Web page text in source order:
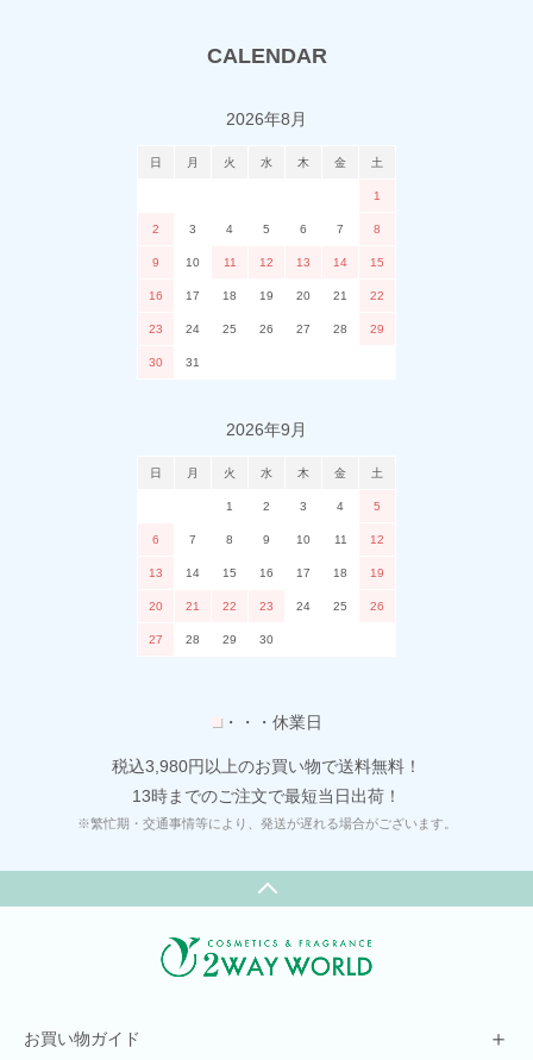
CALENDAR
2026年8月
日 月 火 水 木 金 土
1
2 3 4 5 6 7 8
9 10 11 12 13 14 15
16 17 18 19 20 21 22
23 24 25 26 27 28 29
30 31
2026年9月
日 月 火 水 木 金 土
1 2 3 4 5
6 7 8 9 10 11 12
13 14 15 16 17 18 19
20 21 22 23 24 25 26
27 28 29 30
■ ・・・休業日
税込3,980円以上のお買い物で送料無料！
13時までのご注文で最短当日出荷！
※繁忙期・交通事情等により、発送が遅れる場合がございます。
お買い物ガイド ＋